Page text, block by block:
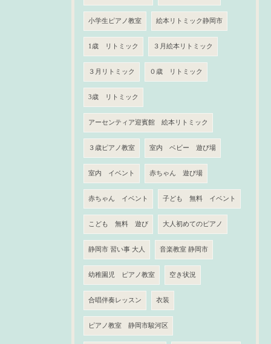
小学生ピアノ教室 絵本リトミック静岡市
1歳 リトミック ３月絵本リトミック
３月リトミック ０歳 リトミック
3歳 リトミック
アーセンティア迎賓館 絵本リトミック
３歳ピアノ教室 室内 ベビー 遊び場
室内 イベント 赤ちゃん 遊び場
赤ちゃん イベント 子ども 無料 イベント
こども 無料 遊び 大人初めてのピアノ
静岡市 習い事 大人 音楽教室 静岡市
幼稚園児 ピアノ教室 空き状況
合唱伴奏レッスン 衣装
ピアノ教室 静岡市駿河区